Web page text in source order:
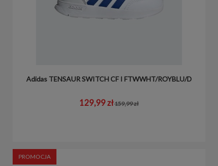
Adidas TENSAUR SWITCH CF I FTWWHT/ROYBLU/D
129,99 zł159,99 zł
PROMOCJA